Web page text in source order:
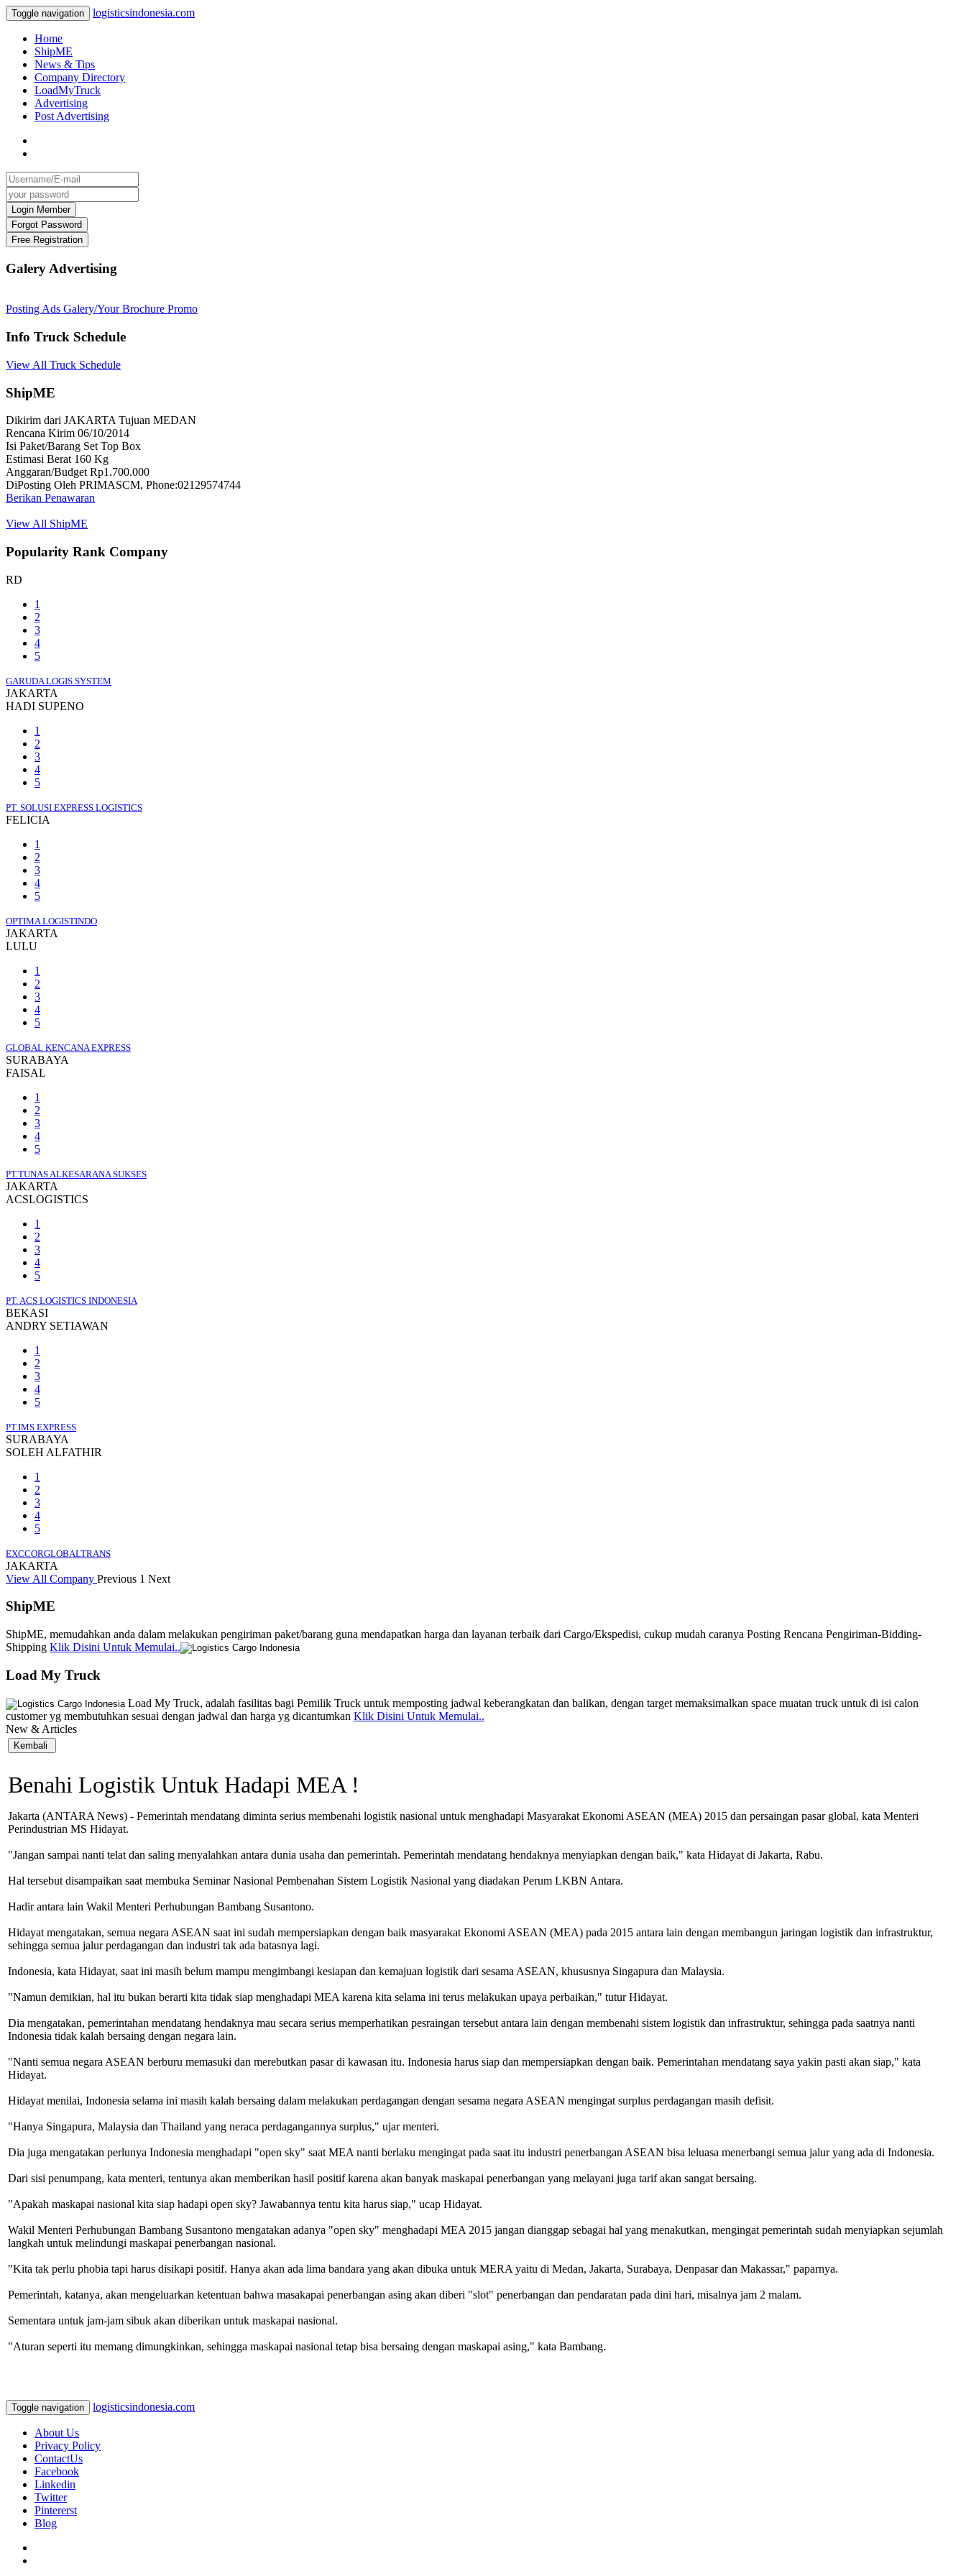
Toggle navigation logisticsindonesia.com
Home
ShipME
News & Tips
Company Directory
LoadMyTruck
Advertising
Post Advertising
Galery Advertising
Posting Ads Galery/Your Brochure Promo
Info Truck Schedule
View All Truck Schedule
ShipME
Dikirim dari JAKARTA Tujuan MEDAN
Rencana Kirim 06/10/2014
Isi Paket/Barang Set Top Box
Estimasi Berat 160 Kg
Anggaran/Budget Rp1.700.000
DiPosting Oleh PRIMASCM, Phone:02129574744
Berikan Penawaran
View All ShipME
Popularity Rank Company
RD
1
2
3
4
5
GARUDA LOGIS SYSTEM
JAKARTA
HADI SUPENO
1
2
3
4
5
PT. SOLUSI EXPRESS LOGISTICS
FELICIA
1
2
3
4
5
OPTIMA LOGISTINDO
JAKARTA
LULU
1
2
3
4
5
GLOBAL KENCANA EXPRESS
SURABAYA
FAISAL
1
2
3
4
5
PT.TUNAS ALKESARANA SUKSES
JAKARTA
ACSLOGISTICS
1
2
3
4
5
PT. ACS LOGISTICS INDONESIA
BEKASI
ANDRY SETIAWAN
1
2
3
4
5
PT.IMS EXPRESS
SURABAYA
SOLEH ALFATHIR
1
2
3
4
5
EXCCORGLOBALTRANS
JAKARTA
View All Company Previous 1 Next
ShipME
ShipME, memudahkan anda dalam melakukan pengiriman paket/barang guna mendapatkan harga dan layanan terbaik dari Cargo/Ekspedisi, cukup mudah caranya Posting Rencana Pengiriman-Bidding-
Shipping Klik Disini Untuk Memulai..
Load My Truck
Load My Truck, adalah fasilitas bagi Pemilik Truck untuk memposting jadwal keberangkatan dan balikan, dengan target memaksimalkan space muatan truck untuk di isi calon
customer yg membutuhkan sesuai dengan jadwal dan harga yg dicantumkan Klik Disini Untuk Memulai..
New & Articles
Benahi Logistik Untuk Hadapi MEA !
Jakarta (ANTARA News) - Pemerintah mendatang diminta serius membenahi logistik nasional untuk menghadapi Masyarakat Ekonomi ASEAN (MEA) 2015 dan persaingan pasar global, kata Menteri
Perindustrian MS Hidayat.
"Jangan sampai nanti telat dan saling menyalahkan antara dunia usaha dan pemerintah. Pemerintah mendatang hendaknya menyiapkan dengan baik," kata Hidayat di Jakarta, Rabu.
Hal tersebut disampaikan saat membuka Seminar Nasional Pembenahan Sistem Logistik Nasional yang diadakan Perum LKBN Antara.
Hadir antara lain Wakil Menteri Perhubungan Bambang Susantono.
Hidayat mengatakan, semua negara ASEAN saat ini sudah mempersiapkan dengan baik masyarakat Ekonomi ASEAN (MEA) pada 2015 antara lain dengan membangun jaringan logistik dan infrastruktur,
sehingga semua jalur perdagangan dan industri tak ada batasnya lagi.
Indonesia, kata Hidayat, saat ini masih belum mampu mengimbangi kesiapan dan kemajuan logistik dari sesama ASEAN, khususnya Singapura dan Malaysia.
"Namun demikian, hal itu bukan berarti kita tidak siap menghadapi MEA karena kita selama ini terus melakukan upaya perbaikan," tutur Hidayat.
Dia mengatakan, pemerintahan mendatang hendaknya mau secara serius memperhatikan pesraingan tersebut antara lain dengan membenahi sistem logistik dan infrastruktur, sehingga pada saatnya nanti
Indonesia tidak kalah bersaing dengan negara lain.
"Nanti semua negara ASEAN berburu memasuki dan merebutkan pasar di kawasan itu. Indonesia harus siap dan mempersiapkan dengan baik. Pemerintahan mendatang saya yakin pasti akan siap," kata
Hidayat.
Hidayat menilai, Indonesia selama ini masih kalah bersaing dalam melakukan perdagangan dengan sesama negara ASEAN mengingat surplus perdagangan masih defisit.
"Hanya Singapura, Malaysia dan Thailand yang neraca perdagangannya surplus," ujar menteri.
Dia juga mengatakan perlunya Indonesia menghadapi "open sky" saat MEA nanti berlaku mengingat pada saat itu industri penerbangan ASEAN bisa leluasa menerbangi semua jalur yang ada di Indonesia.
Dari sisi penumpang, kata menteri, tentunya akan memberikan hasil positif karena akan banyak maskapai penerbangan yang melayani juga tarif akan sangat bersaing.
"Apakah maskapai nasional kita siap hadapi open sky? Jawabannya tentu kita harus siap," ucap Hidayat.
Wakil Menteri Perhubungan Bambang Susantono mengatakan adanya "open sky" menghadapi MEA 2015 jangan dianggap sebagai hal yang menakutkan, mengingat pemerintah sudah menyiapkan sejumlah
langkah untuk melindungi maskapai penerbangan nasional.
"Kita tak perlu phobia tapi harus disikapi positif. Hanya akan ada lima bandara yang akan dibuka untuk MERA yaitu di Medan, Jakarta, Surabaya, Denpasar dan Makassar," paparnya.
Pemerintah, katanya, akan mengeluarkan ketentuan bahwa masakapai penerbangan asing akan diberi "slot" penerbangan dan pendaratan pada dini hari, misalnya jam 2 malam.
Sementara untuk jam-jam sibuk akan diberikan untuk maskapai nasional.
"Aturan seperti itu memang dimungkinkan, sehingga maskapai nasional tetap bisa bersaing dengan maskapai asing," kata Bambang.
Toggle navigation logisticsindonesia.com
About Us
Privacy Policy
ContactUs
Facebook
Linkedin
Twitter
Pintererst
Blog